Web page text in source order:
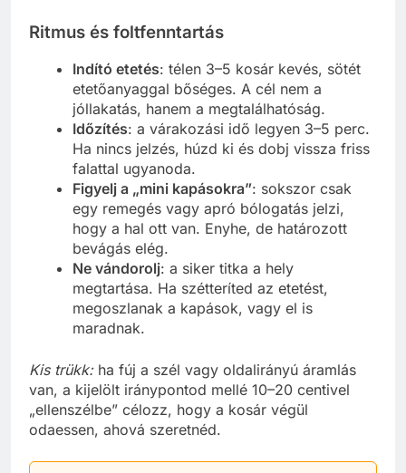
Ritmus és foltfenntartás
Indító etetés: télen 3–5 kosár kevés, sötét
etetőanyaggal bőséges. A cél nem a
jóllakatás, hanem a megtalálhatóság.
Időzítés: a várakozási idő legyen 3–5 perc.
Ha nincs jelzés, húzd ki és dobj vissza friss
falattal ugyanoda.
Figyelj a „mini kapásokra”: sokszor csak
egy remegés vagy apró bólogatás jelzi,
hogy a hal ott van. Enyhe, de határozott
bevágás elég.
Ne vándorolj: a siker titka a hely
megtartása. Ha szétteríted az etetést,
megoszlanak a kapások, vagy el is
maradnak.
Kis trükk:ha fúj a szél vagy oldalirányú áramlás
van, a kijelölt iránypontod mellé 10–20 centivel
„ellenszélbe” célozz, hogy a kosár végül
odaessen, ahová szeretnéd.